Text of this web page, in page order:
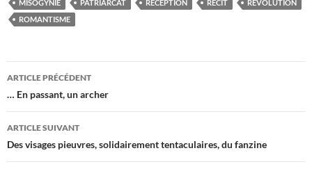
MISOGYNIE
PATRIARCAT RÉCEPTION RÉCIT
RÉVOLUTION
ROMANTISME
Navigation
des
articles
ARTICLE PRÉCÉDENT
… En passant, un archer
ARTICLE SUIVANT
Des visages pieuvres, solidairement tentaculaires, du fanzine